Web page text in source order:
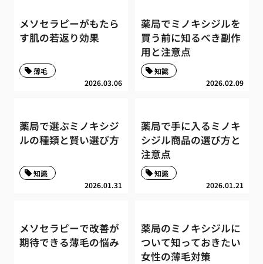
メソセラピーがもたら
す肌の若返り効果
2026.03.06
薄毛
薬局でミノキシジルを
買う前に知るべき副作
用と注意点
2026.02.09
知識
薬局で選ぶミノキシジ
ルの種類と賢い選び方
2026.01.31
知識
薬局で手に入るミノキ
シジル商品の選び方と
注意点
2026.01.21
知識
メソセラピーで改善が
期待できる薄毛の悩み
薬局のミノキシジルに
ついて知っておきたい
女性の薄毛対策